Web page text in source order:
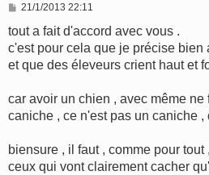
M
s
a
g
21/1/2013 22:11
tout a fait d'accord avec vous .
c'est pour cela que je précise bien
et que des éleveurs crient haut et
car avoir un chien , avec même
caniche , ce n'est pas un caniche ,
biensure , il faut , comme pour
ceux qui vont clairement cacher